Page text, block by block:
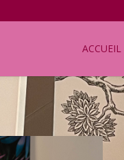
ACCUEIL